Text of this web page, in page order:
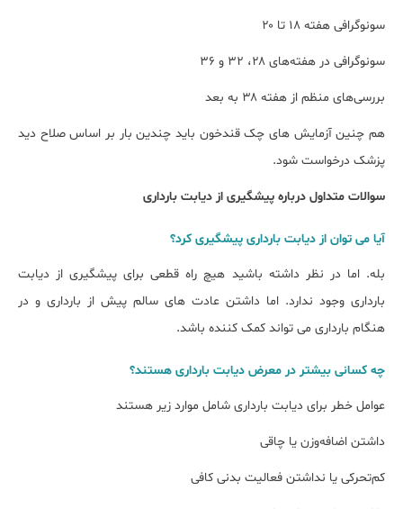
سونوگرافی هفته ۱۸ تا ۲۰
سونوگرافی در هفته‌های ۲۸، ۳۲ و ۳۶
بررسی‌های منظم از هفته ۳۸ به بعد
هم چنین آزمایش های چک قندخون باید چندین بار بر اساس صلاح دید
پزشک درخواست شود.
سوالات متداول درباره پیشگیری از دیابت بارداری
آیا می توان از دیابت بارداری پیشگیری کرد؟
بله. اما در نظر داشته باشید هیچ راه قطعی برای پیشگیری از دیابت
بارداری وجود ندارد. اما داشتن عادت های سالم پیش از بارداری و در
هنگام بارداری می تواند کمک کننده باشد.
چه کسانی بیشتر در معرض دیابت بارداری هستند؟
عوامل خطر برای دیابت بارداری شامل موارد زیر هستند
داشتن اضافه‌وزن یا چاقی
کم‌تحرکی یا نداشتن فعالیت بدنی کافی